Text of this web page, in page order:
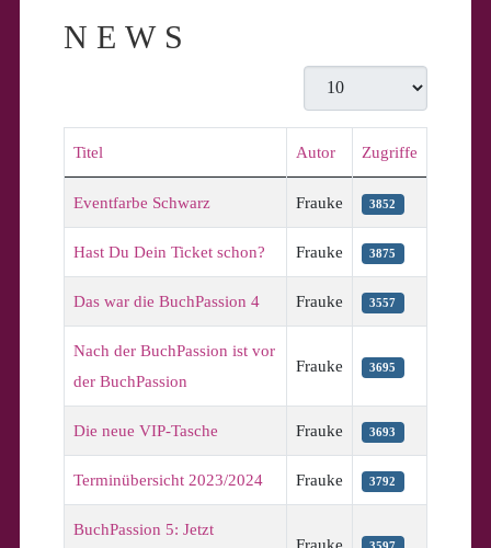
NEWS
Anzeige #
Titel Autor Zugriffe
Eventfarbe Schwarz Frauke 3852
Hast Du Dein Ticket schon? Frauke 3875
Das war die BuchPassion 4 Frauke 3557
Nach der BuchPassion ist vor
der BuchPassion
Frauke 3695
Die neue VIP-Tasche Frauke 3693
Terminübersicht 2023/2024 Frauke 3792
BuchPassion 5: Jetzt